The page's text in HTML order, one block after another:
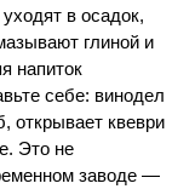
в осадок,
глиной и
напиток
себе: винодел
открывает квеври
Это не
заводе —